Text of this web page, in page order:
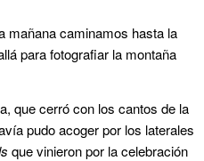
mañana caminamos hasta la
para fotografiar la montaña
que cerró con los cantos de la
pudo acoger por los laterales
que vinieron por la celebración